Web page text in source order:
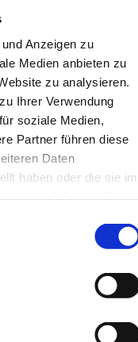
Anzeigen zu
Medien anbieten zu
zu analysieren.
Ihrer Verwendung
soziale Medien,
Partner führen diese
Daten
haben oder die sie im